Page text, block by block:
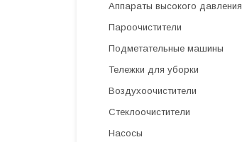
Аппараты высокого давления
Пароочистители
Подметательные машины
Тележки для уборки
Воздухоочистители
Стеклоочистители
Насосы